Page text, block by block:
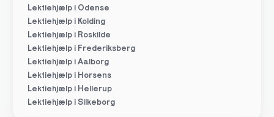
Lektiehjælp i Odense
Lektiehjælp i Kolding
Lektiehjælp i Roskilde
Lektiehjælp i Frederiksberg
Lektiehjælp i Aalborg
Lektiehjælp i Horsens
Lektiehjælp i Hellerup
Lektiehjælp i Silkeborg